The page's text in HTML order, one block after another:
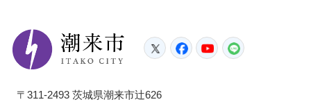
潮来市
TwitterFacebook
YouTube
〒311-2493 茨城県潮来市辻626